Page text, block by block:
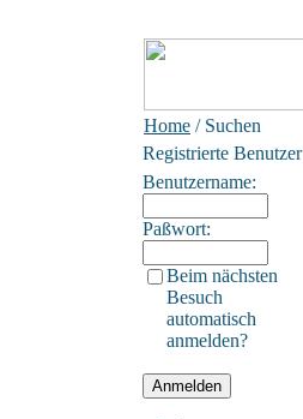
Home / Suchen
Registrierte Benutzer
Benutzername:
Paßwort:
Beim nächsten
Besuch
automatisch
anmelden?